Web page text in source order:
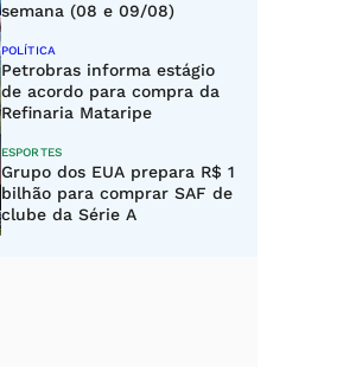
semana (08 e 09/08)
POLÍTICA
Petrobras informa estágio
de acordo para compra da
Refinaria Mataripe
ESPORTES
Grupo dos EUA prepara R$ 1
bilhão para comprar SAF de
clube da Série A